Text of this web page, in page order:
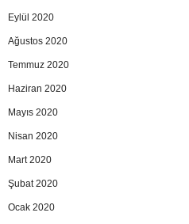
Eylül 2020
Ağustos 2020
Temmuz 2020
Haziran 2020
Mayıs 2020
Nisan 2020
Mart 2020
Şubat 2020
Ocak 2020